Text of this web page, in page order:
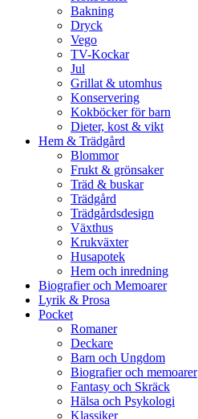
Bakning
Dryck
Vego
TV-Kockar
Jul
Grillat & utomhus
Konservering
Kokböcker för barn
Dieter, kost & vikt
Hem & Trädgård
Blommor
Frukt & grönsaker
Träd & buskar
Trädgård
Trädgårdsdesign
Växthus
Krukväxter
Husapotek
Hem och inredning
Biografier och Memoarer
Lyrik & Prosa
Pocket
Romaner
Deckare
Barn och Ungdom
Biografier och memoarer
Fantasy och Skräck
Hälsa och Psykologi
Klassiker